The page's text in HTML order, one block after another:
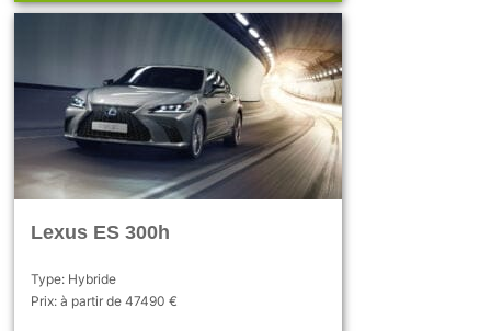
Lexus ES 300h
Type: Hybride
Prix: à partir de 47490 €